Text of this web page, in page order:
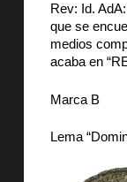
Rev: Id.
que se
medios
acaba en
Marca B
Lema